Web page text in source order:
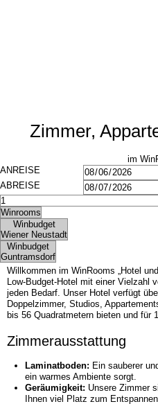
Zimmer,
im
Willkommen im WinRooms „Hotel
Low-Budget-Hotel mit einer Vielzahl
jeden Bedarf. Unser Hotel verfügt
Doppelzimmer, Studios,
bis 56 Quadratmetern bieten und für
Zimmerausstattung
Laminatboden: Ein sauberer
ein warmes Ambiente sorgt.
Geräumigkeit: Unsere Zimmer
Ihnen viel Platz zum